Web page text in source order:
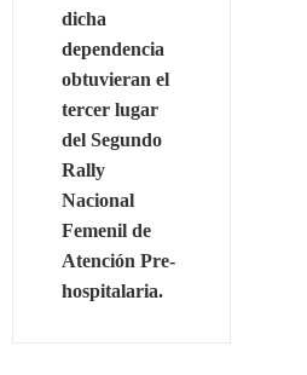
dicha
dependencia
obtuvieran el
tercer lugar
del Segundo
Rally
Nacional
Femenil de
Atención Pre-
hospitalaria.